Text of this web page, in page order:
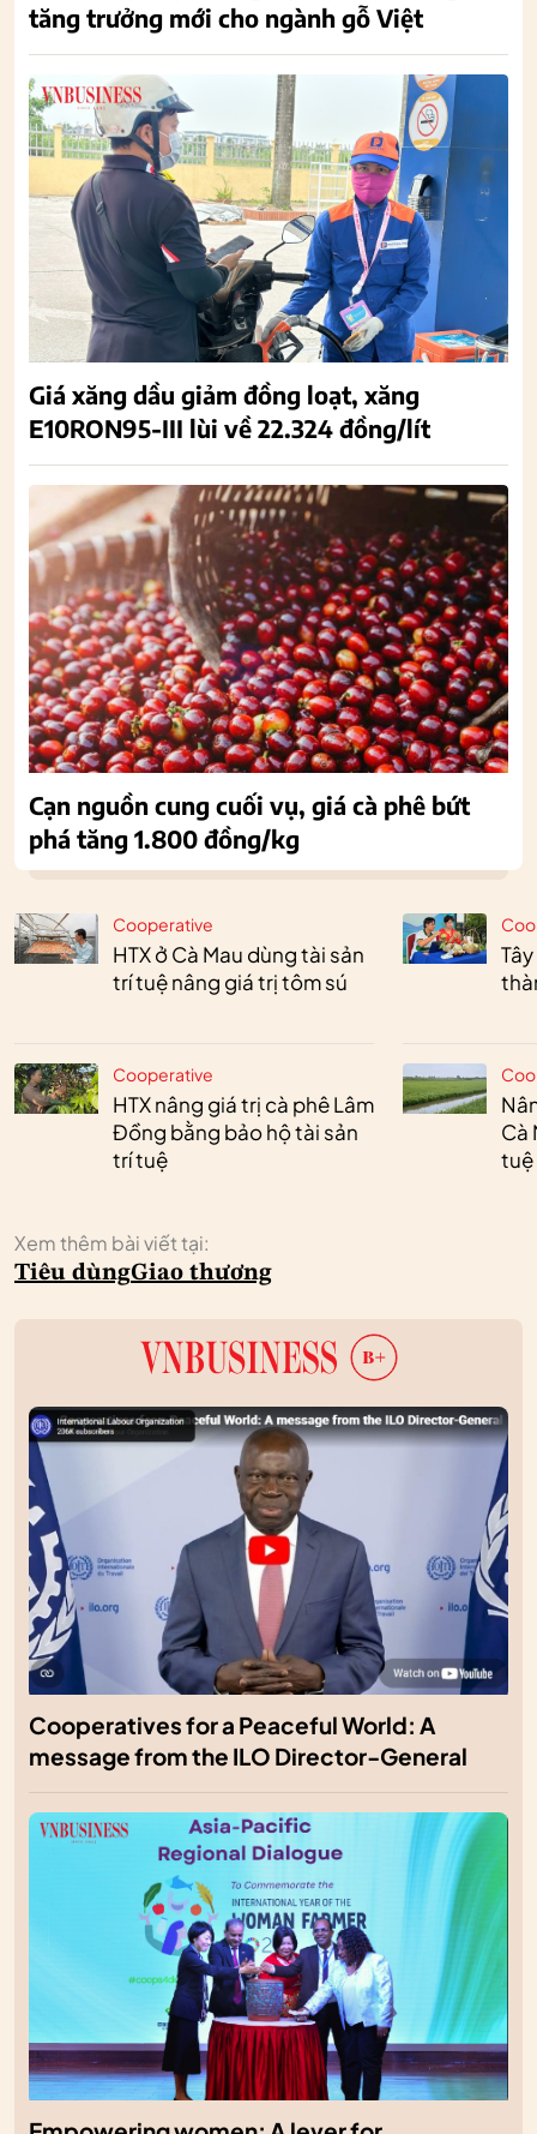
Cooperative
HTX ở Cà Mau dùng tài sản
trí tuệ nâng giá trị tôm sú
Cooperative
HTX nâng giá trị cà phê Lâm
Đồng bằng bảo hộ tài sản
trí tuệ
Cà
tuệ
Xem thêm bài viết tại:
Tiêu dùngGiao thương
tăng trưởng mới cho ngành gỗ Việt
Giá xăng dầu giảm đồng loạt, xăng
E10RON95-III lùi về 22.324 đồng/lít
Cạn nguồn cung cuối vụ, giá cà phê bứt
phá tăng 1.800 đồng/kg
Cooperatives for a Peaceful World: A
message from the ILO Director-General